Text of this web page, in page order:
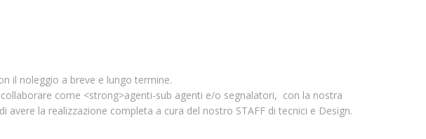
il noleggio a breve e lungo termine.
come <strong>agenti-sub agenti e/o segnalatori, con la nostra
la realizzazione completa a cura del nostro STAFF di tecnici e Design.